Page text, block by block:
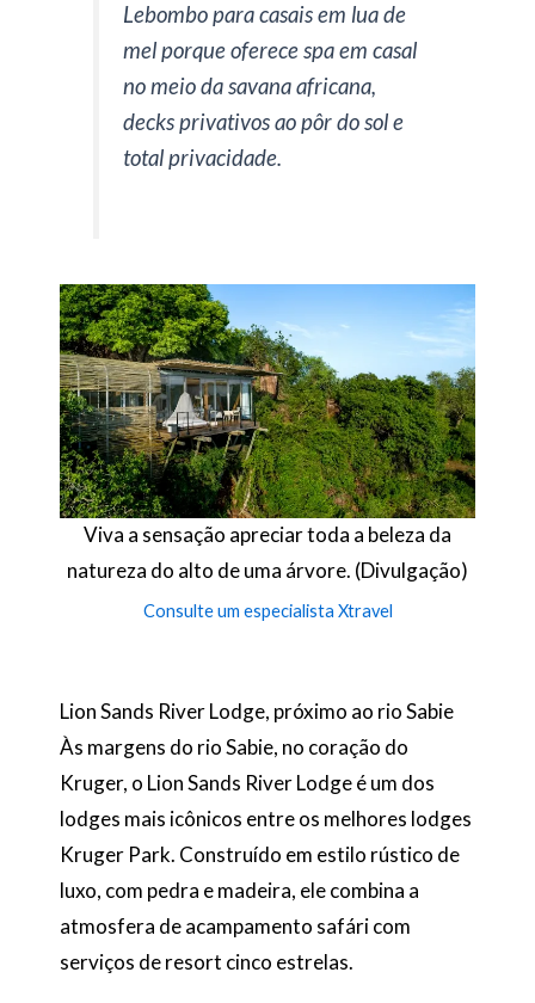
Lebombo para casais em lua de
mel porque oferece spa em casal
no meio da savana africana,
decks privativos ao pôr do sol e
total privacidade.
Viva a sensação apreciar toda a beleza da
natureza do alto de uma árvore. (Divulgação)
Consulte um especialista Xtravel
Lion Sands River Lodge, próximo ao rio Sabie
Às margens do rio Sabie, no coração do
Kruger, o Lion Sands River Lodge é um dos
lodges mais icônicos entre os melhores lodges
Kruger Park. Construído em estilo rústico de
luxo, com pedra e madeira, ele combina a
atmosfera de acampamento safári com
serviços de resort cinco estrelas.